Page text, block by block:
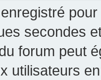
secondes
forum peut
utilisateurs